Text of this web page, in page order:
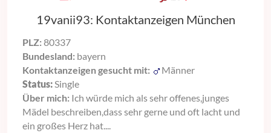
19vanii93: Kontaktanzeigen München
PLZ: 80337
Bundesland: bayern
Kontaktanzeigen gesucht mit:
Männer
Status:Single
Über mich: Ich würde mich als sehr offenes,junges
Mädel beschreiben,dass sehr gerne und oft lacht und
ein großes Herz hat....